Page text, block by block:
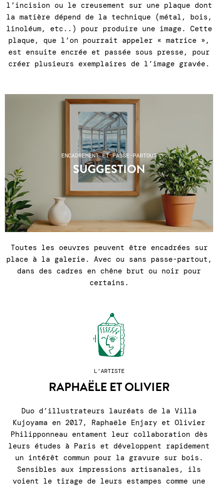
l’incision ou le creusement sur une plaque dont
la matière dépend de la technique (métal, bois,
linoléum, etc..) pour produire une image. Cette
plaque, que l’on pourrait appeler « matrice »,
est ensuite encrée et passée sous presse, pour
créer plusieurs exemplaires de l’image gravée.
ENCADREMENT ET PASSE-PARTOUT
SUGGESTION
Toutes les oeuvres peuvent être encadrées sur
place à la galerie. Avec ou sans passe-partout,
dans des cadres en chêne brut ou noir pour
certains.
L'ARTISTE
RAPHAËLE ET OLIVIER
Duo d’illustrateurs lauréats de la Villa
Kujoyama en 2017, Raphaële Enjary et Olivier
Philipponneau entament leur collaboration dès
leurs études à Paris et développent rapidement
un intérêt commun pour la gravure sur bois.
Sensibles aux impressions artisanales, ils
voient le tirage de leurs estampes comme une